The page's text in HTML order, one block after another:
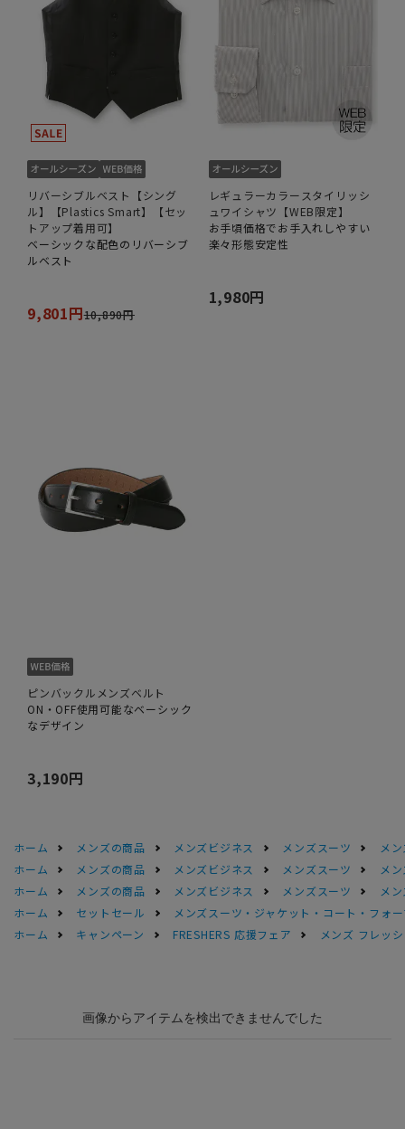
リバーシブルベスト【シング
ル】【Plastics Smart】【セッ
トアップ着用可】
ベーシックな配色のリバーシブ
ルベスト
9,801円10,890円
レギュラーカラースタイリッシ
ュワイシャツ【WEB限定】
お手頃価格でお手入れしやすい
楽々形態安定性
1,980円
ピンバックルメンズベルト
ON・OFF使用可能なベーシック
なデザイン
3,190円
ホーム メンズの商品 メンズビジネス メンズスーツ
メ
ホーム
メンズの商品 メンズビジネス メンズスーツ
メ
ホーム
メンズの商品 メンズビジネス メンズスーツ
メ
ホーム
セットセール
メンズスーツ・ジャケット・コート・フォ
ホーム
キャンペーン FRESHERS 応援フェア メンズ フレッ